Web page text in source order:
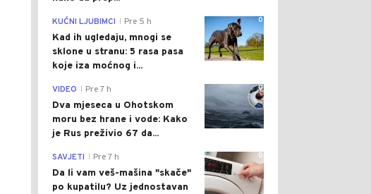
0
KUĆNI LJUBIMCI Pre 5 h
Kad ih ugledaju, mnogi se
sklone u stranu: 5 rasa pasa
koje iza moćnog i...
0
VIDEO Pre 7 h
Dva mjeseca u Ohotskom
moru bez hrane i vode: Kako
je Rus preživio 67 da...
0
SAVJETI Pre 7 h
Da li vam veš-mašina "skače"
po kupatilu? Uz jednostavan